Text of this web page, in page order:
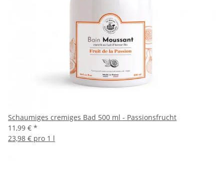
Schaumiges cremiges Bad 500 ml - Passionsfrucht
11,99 € *
23,98 € pro 1 l